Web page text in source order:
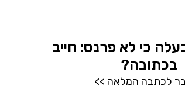
כי לא פרנס: חייב
בכתובה?
לכתבה המלאה >>